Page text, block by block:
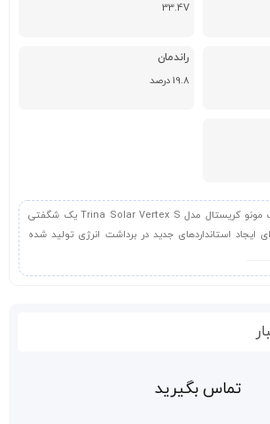
33.4V
راندمان
19.8 درصد
پنل خورشیدی 380 وات مونو کریستال مدل Trina Solar Vertex S یک شگفتی
ایجاد استانداردهای جدید در برداشت انرژی تولید شده
توسط ترینا سولار، یک رهبر مشهور جهان در بخش
انقلابی در پایداری و عملکرد است.
تماس بگیرید